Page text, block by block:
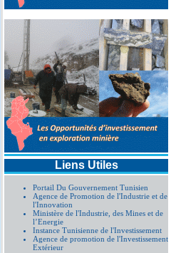
Liens Utiles
Portail Du Gouvernement Tunisien
Agence de Promotion de l'Industrie et de
l'Innovation
Ministère de l'Industrie, des Mines et de
l’Energie
Instance Tunisienne de l'Investissement
Agence de promotion de l'Investissement
Extérieur